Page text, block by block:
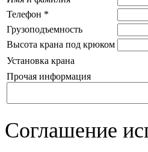
Телефон *
Грузоподъемность
Высота крана под крюком
Установка крана
Прочая информация
Соглашение